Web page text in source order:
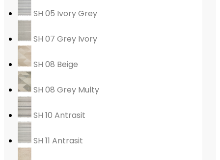
SH 05 Ivory Grey
SH 07 Grey Ivory
SH 08 Beige
SH 08 Grey Multy
SH 10 Antrasit
SH 11 Antrasit